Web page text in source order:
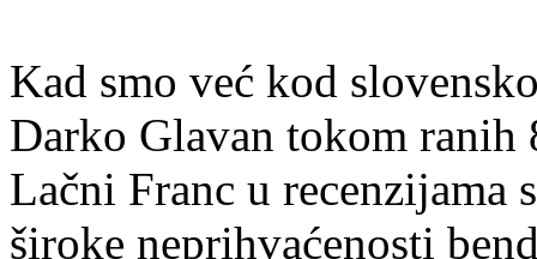
Kad smo već kod
Darko Glavan tokom
Lačni Franc u recenzijama
široke neprihvaćenosti